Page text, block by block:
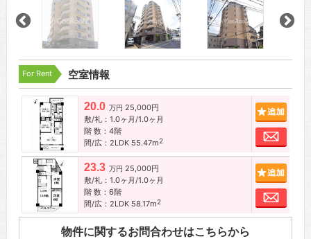
For Rent 空室情報
20.0 万円 25,000円
敷/礼：1.0ヶ月/1.0ヶ月
階 数：4階
間/広：2LDK 55.47m2
お問
23.3 万円 25,000円
敷/礼：1.0ヶ月/1.0ヶ月
階 数：6階
間/広：2LDK 58.17m2
お問
物件に関するお問合わせはこちらから